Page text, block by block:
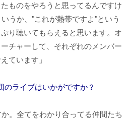
ものをやろうと思ってるんですけ
うか、"これが熱帯ですよ"という
り聴いてもらえると思います。オ
チャーして、それぞれのメンバー
ています」
ライブはいかがですか？
か。全てをわかり合ってる仲間たち